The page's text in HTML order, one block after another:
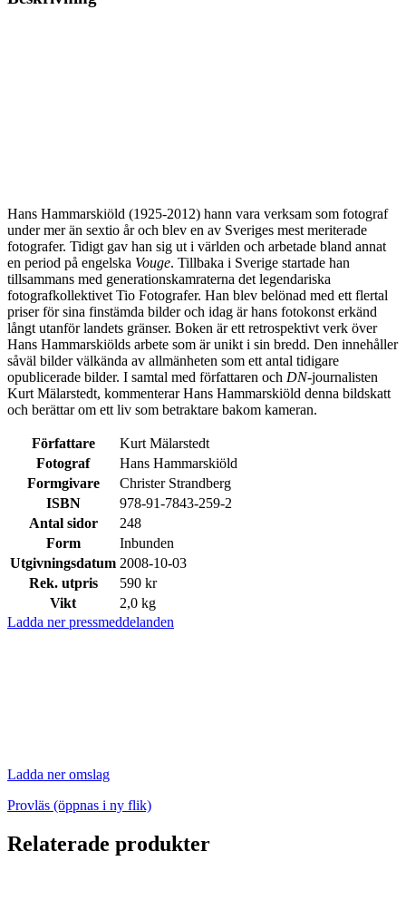
Hans Hammarskiöld (1925-2012) hann vara verksam som fotograf
under mer än sextio år och blev en av Sveriges mest meriterade
fotografer. Tidigt gav han sig ut i världen och arbetade bland annat
en period på engelska Vouge. Tillbaka i Sverige startade han
tillsammans med generationskamraterna det legendariska
fotografkollektivet Tio Fotografer. Han blev belönad med ett flertal
priser för sina finstämda bilder och idag är hans fotokonst erkänd
långt utanför landets gränser. Boken är ett retrospektivt verk över
Hans Hammarskiölds arbete som är unikt i sin bredd. Den innehåller
såväl bilder välkända av allmänheten som ett antal tidigare
opublicerade bilder. I samtal med författaren och DN-journalisten
Kurt Mälarstedt, kommenterar Hans Hammarskiöld denna bildskatt
och berättar om ett liv som betraktare bakom kameran.
Författare
Kurt Mälarstedt
Fotograf
Hans Hammarskiöld
Formgivare
Christer Strandberg
ISBN
978-91-7843-259-2
Antal sidor
248
Form
Inbunden
Utgivningsdatum 2008-10-03
Rek. utpris
590 kr
Vikt
2,0 kg
Ladda ner pressmeddelanden
Ladda ner omslag
Provläs (öppnas i ny flik)
Relaterade produkter